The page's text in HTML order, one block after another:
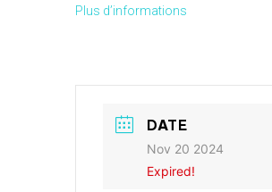
Plus d’informations
DATE
Nov 20 2024
Expired!